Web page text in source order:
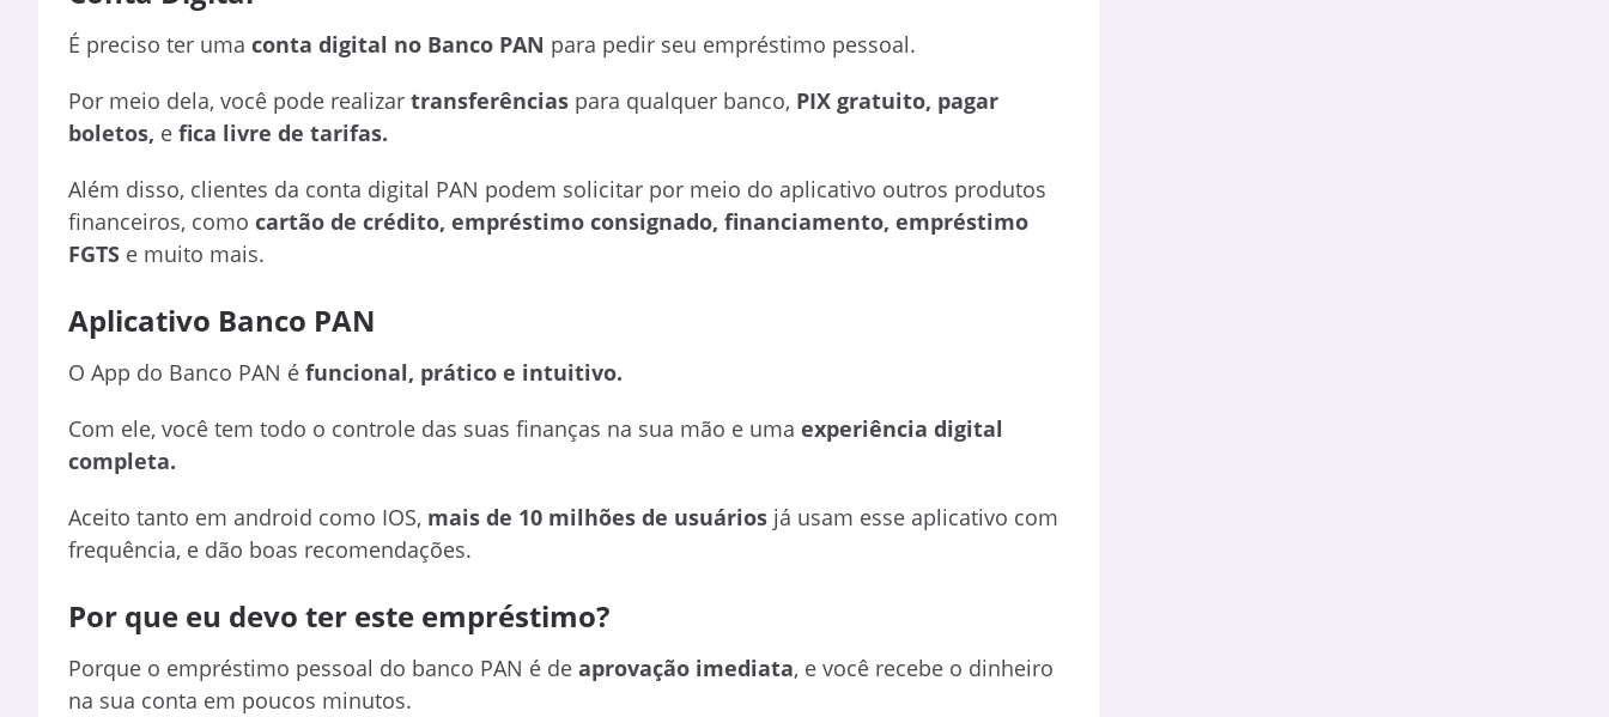
É preciso ter uma conta digital no Banco PAN para pedir seu empréstimo pessoal.
Por meio dela, você pode realizar transferências para qualquer banco, PIX gratuito, pagar
boletos, e fica livre de tarifas.
Além disso, clientes da conta digital PAN podem solicitar por meio do aplicativo outros produtos
financeiros, como cartão de crédito, empréstimo consignado, financiamento, empréstimo
FGTS e muito mais.
Aplicativo Banco PAN
O App do Banco PAN é funcional, prático e intuitivo.
Com ele, você tem todo o controle das suas finanças na sua mão e uma experiência digital
completa.
Aceito tanto em android como IOS, mais de 10 milhões de usuários já usam esse aplicativo com
frequência, e dão boas recomendações.
Por que eu devo ter este empréstimo?
Porque o empréstimo pessoal do banco PAN é de aprovação imediata, e você recebe o dinheiro
na sua conta em poucos minutos.